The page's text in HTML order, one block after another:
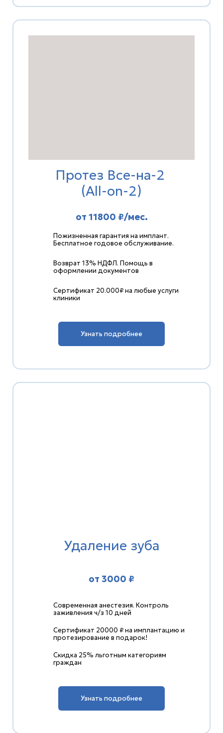
Протез Все-на-2
(All-on-2)
от 11800 ₽/мес.
Пожизненная гарантия на имплант.
Бесплатное годовое обслуживание.
Возврат 13% НДФЛ. Помощь в
оформлении документов
Сертификат 20.000₽ на любые услуги
клиники
Узнать подробнее
Удаление зуба
от 3000 ₽
Современная анестезия. Контроль
заживления ч/з 10 дней
Сертификат 20000 ₽ на имплантацию и
протезирование в подарок!
Скидка 25% льготным категориям
граждан
Узнать подробнее